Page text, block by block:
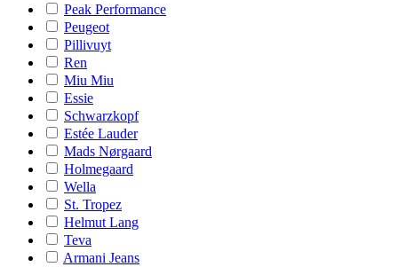
Peak Performance
Peugeot
Pillivuyt
Ren
Miu Miu
Essie
Schwarzkopf
Estée Lauder
Mads Nørgaard
Holmegaard
Wella
St. Tropez
Helmut Lang
Teva
Armani Jeans